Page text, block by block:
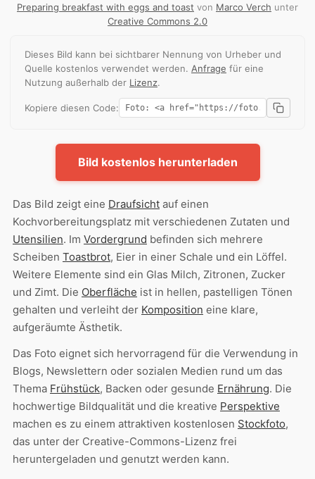
Preparing breakfast with eggs and toast von Marco Verch unter
Creative Commons 2.0
Dieses Bild kann bei sichtbarer Nennung von Urheber und
Quelle kostenlos verwendet werden. Anfrage für eine
Nutzung außerhalb der Lizenz.
Kopiere diesen Code:
Bild kostenlos herunterladen
Das Bild zeigt eine Draufsicht auf einen
Kochvorbereitungsplatz mit verschiedenen Zutaten und
Utensilien. Im Vordergrund befinden sich mehrere
Scheiben Toastbrot, Eier in einer Schale und ein Löffel.
Weitere Elemente sind ein Glas Milch, Zitronen, Zucker
und Zimt. Die Oberfläche ist in hellen, pastelligen Tönen
gehalten und verleiht der Komposition eine klare,
aufgeräumte Ästhetik.
Das Foto eignet sich hervorragend für die Verwendung in
Blogs, Newslettern oder sozialen Medien rund um das
Thema Frühstück, Backen oder gesunde Ernährung. Die
hochwertige Bildqualität und die kreative Perspektive
machen es zu einem attraktiven kostenlosen Stockfoto,
das unter der Creative-Commons-Lizenz frei
heruntergeladen und genutzt werden kann.